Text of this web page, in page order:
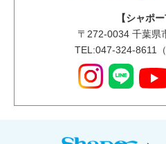
【シャポー
〒 272-0034千葉県
TEL:047-324-8611